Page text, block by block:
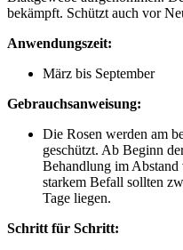
bekämpft. Schützt auch vor
Anwendungszeit:
März bis September
Gebrauchsanweisung:
Die Rosen werden am
geschützt. Ab Beginn
Behandlung im
starkem Befall sollten
Tage liegen.
Schritt für Schritt: